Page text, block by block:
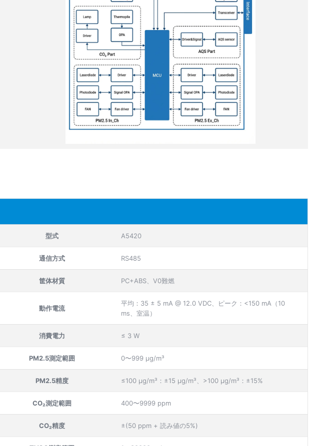
型式 A5420
通信方式 RS485
筐体材質 PC+ABS、V0難燃
動作電流
平均：35 ± 5 mA @ 12.0 VDC、ピーク：<150 mA（10
ms、室温）
消費電力 ≤ 3 W
PM2.5測定範囲 0〜999 µg/m³
PM2.5精度 ≤100 µg/m³：±15 µg/m³、>100 µg/m³：±15%
CO₂測定範囲 400〜9999 ppm
CO₂精度 ±(50 ppm + 読み値の5%)